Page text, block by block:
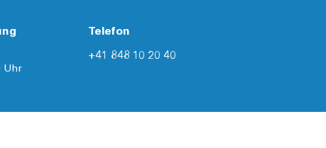
Uhr
Telefon
+41 848 10 20 40